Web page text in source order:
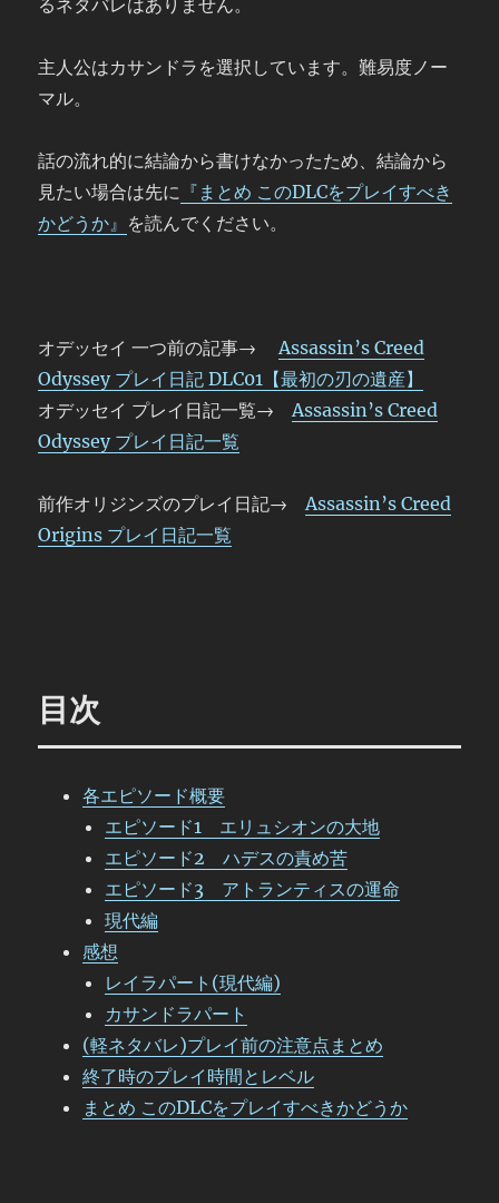
るネタバレはありません。
主人公はカサンドラを選択しています。難易度ノー
マル。
話の流れ的に結論から書けなかったため、結論から
見たい場合は先に 『まとめ このDLCをプレイすべき
かどうか』 を読んでください。
オデッセイ 一つ前の記事→Assassin’s Creed
Odyssey プレイ日記 DLC01【最初の刃の遺産】
オデッセイ プレイ日記一覧→Assassin’s Creed
Odyssey プレイ日記一覧
前作オリジンズのプレイ日記→Assassin’s Creed
Origins プレイ日記一覧
目次
各エピソード概要
エピソード1 エリュシオンの大地
エピソード2 ハデスの責め苦
エピソード3 アトランティスの運命
現代編
感想
レイラパート(現代編)
カサンドラパート
(軽ネタバレ)プレイ前の注意点まとめ
終了時のプレイ時間とレベル
まとめ このDLCをプレイすべきかどうか